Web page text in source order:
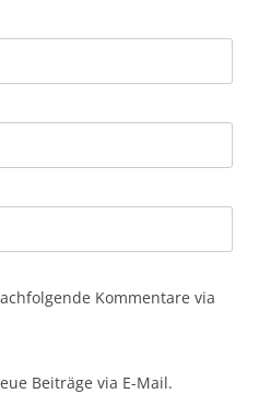
Kommentare via
Beiträge via E-Mail.